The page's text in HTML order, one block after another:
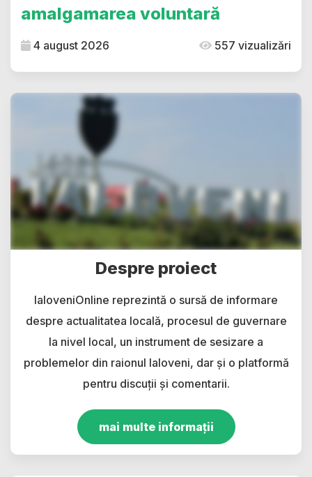
amalgamarea voluntară
4 august 2026 557 vizualizări
Despre proiect
IaloveniOnline reprezintă o sursă de informare
despre actualitatea locală, procesul de guvernare
la nivel local, un instrument de sesizare a
problemelor din raionul Ialoveni, dar și o platformă
pentru discuții și comentarii.
mai multe informații